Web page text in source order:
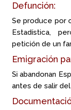
Defunción:
Se produce por
Estadística,
petición de un
Emigración
Si abandonan
antes de salir del